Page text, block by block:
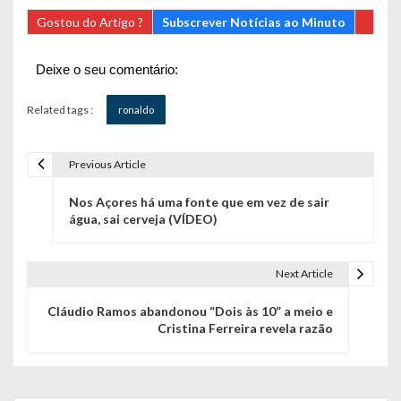
Gostou do Artigo ? Subscrever Notícias ao Minuto
Deixe o seu comentário:
Related tags : ronaldo
Previous Article
Nos Açores há uma fonte que em vez de sair
água, sai cerveja (VÍDEO)
Next Article
Cláudio Ramos abandonou “Dois às 10” a meio e
Cristina Ferreira revela razão